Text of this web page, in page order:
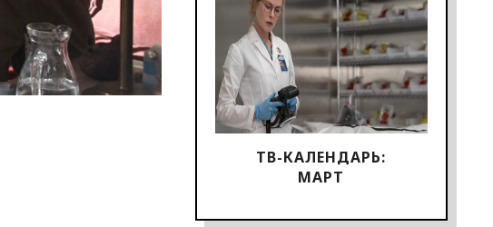
ТВ-КАЛЕНДАРЬ:
МАРТ